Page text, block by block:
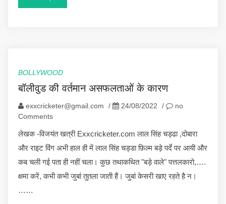
BOLLYWOOD
बॉलीवुड की वर्तमान असफलताओं के कारण
exxcricketer@gmail.com / 24/08/2022 /
no
Comments
लेखक -विजयंत खत्री Exxcricketer.com लाल सिंह चड्ढा ,दोबारा
और राइट विंग अभी हाल ही में लाल सिंह चड्डा फ़िल्म बड़े पर्दे पर आयी और
कब चली गई पता ही नहीं चला। कुछ तथाकथित "बड़े वाले" पत्तलकारो,….
क्षमा करें, कभी कभी जुबां तुतला जाती हैं। जुबां केसरी खाए रहते है न।
……